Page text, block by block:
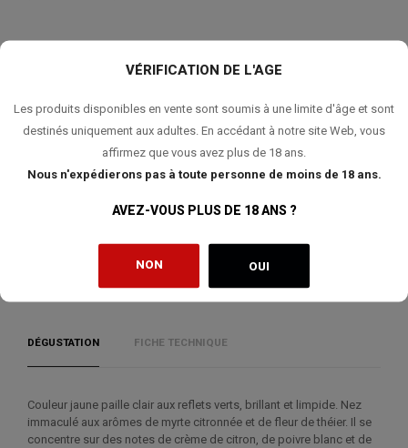
VÉRIFICATION DE L'AGE
Les produits disponibles en vente sont soumis à une limite d'âge et sont
destinés uniquement aux adultes. En accédant à notre site Web, vous
affirmez que vous avez plus de 18 ans.
Nous n'expédierons pas à toute personne de moins de 18 ans.
AVEZ-VOUS PLUS DE 18 ANS ?
NON OUI
AJOUTER AU PANIER
AJOUTER À MA LISTE DE SOUHAITS
DÉGUSTATION FICHE TECHNIQUE
Couleur jaune paille clair aux reflets verts, brillant et limpide. Nez
immaculé aux arômes de myrte citronnée et de fleur de théier. Il se
concentre sur des notes de crème de citron, de poivre blanc et de